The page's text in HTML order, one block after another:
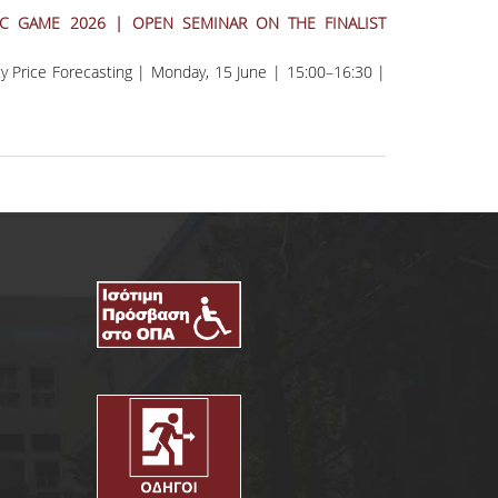
GAME 2026 | OPEN SEMINAR ON THE FINALIST
Price Forecasting| Monday, 15 June | 15:00–16:30 |